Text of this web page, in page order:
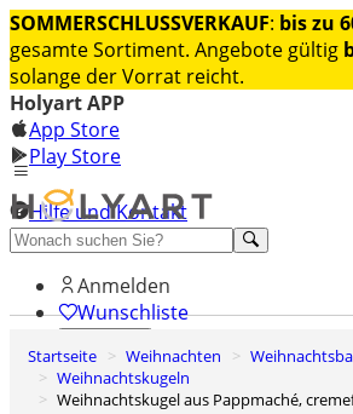
SOMMERSCHLUSSVERKAUF: bis zu
gesamte Sortiment. Angebote gültig
solange der Vorrat reicht.
Holyart APP
App Store
Play Store
Hilfe und Kontakt
Entdecken Sie Premium
Anmelden
Wunschliste
0
Warenkorb
Startseite Weihnachten
Weihnachtskugeln
Weihnachtskugel aus Pappmaché,